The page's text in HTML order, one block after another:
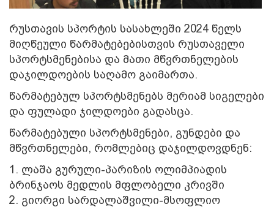
რუსთავის სპორტის სასახლეში 2024 წელს
მიღწეული წარმატებებისთვის რუსთაველი
სპორტსმენებისა და მათი მწვრთნელების
დაჯილდოების საღამო გაიმართა.
წარმატებულ სპორტსმენებს მერიამ სიგელები
და ფულადი ჯილდოები გადასცა.
წარმატებული სპორტსმენები, გუნდები და
მწვრთნელები, რომლებიც დაჯილდოვდნენ:
1. ლაშა გურული-პარიზის ოლიმპიადის
ბრინჯაოს მედლის მფლობელი კრივში
2. გიორგი სარდალაშვილი-მსოფლიო